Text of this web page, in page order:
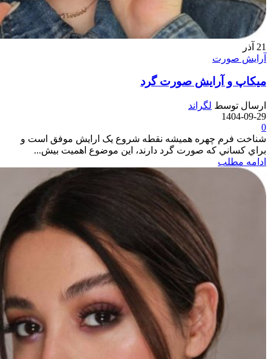
21 آذر
آرایش صورت
میکاپ و آرایش صورت گرد
ارسال توسط لگراند
1404-09-29
0
شناخت فرم چهره همیشه نقطه شروع يک ارايش موفق است و
براي کساني که صورت گرد دارند، اين موضوع اهميت بيش...
ادامه مطلب